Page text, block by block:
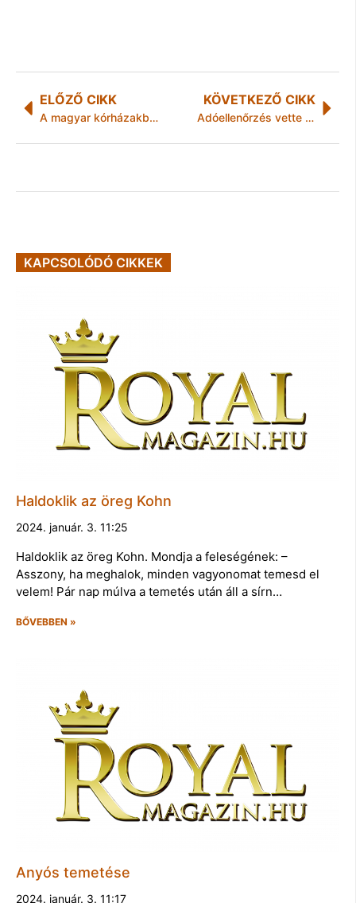
ELŐZŐ CIKK
A magyar kórházakban fekvők 64%-ának tápláltsági állapota kóros
KÖVETKEZŐ CIKK
Adóellenőrzés vette el a virágos jó kedvét
KAPCSOLÓDÓ CIKKEK
Haldoklik az öreg Kohn
2024. január. 3. 11:25
Haldoklik az öreg Kohn. Mondja a feleségének: –
Asszony, ha meghalok, minden vagyonomat temesd el
velem! Pár nap múlva a temetés után áll a sírn…
BŐVEBBEN »
Anyós temetése
2024. január. 3. 11:17